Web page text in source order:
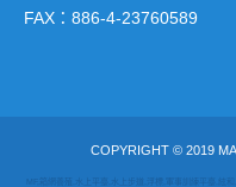
FAX：886-4-23760589
COPYRIGHT © 2019
MF,箱網養殖,水上平臺,水上步道,浮標,軍事訓練平臺,絃